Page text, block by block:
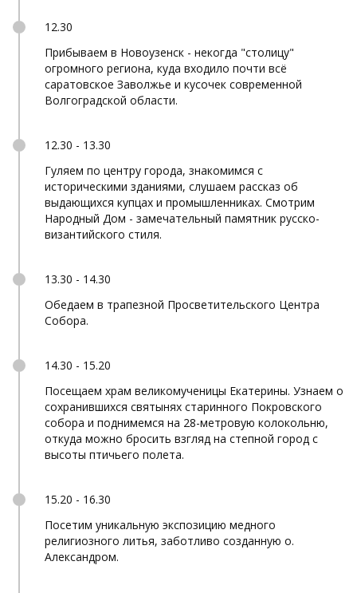
12.30
Прибываем в Новоузенск - некогда "столицу"
огромного региона, куда входило почти всё
саратовское Заволжье и кусочек современной
Волгоградской области.
12.30 - 13.30
Гуляем по центру города, знакомимся с
историческими зданиями, слушаем рассказ об
выдающихся купцах и промышленниках. Смотрим
Народный Дом - замечательный памятник русско-
византийского стиля.
13.30 - 14.30
Обедаем в трапезной Просветительского Центра
Собора.
14.30 - 15.20
Посещаем храм великомученицы Екатерины. Узнаем о
сохранившихся святынях старинного Покровского
собора и поднимемся на 28-метровую колокольню,
откуда можно бросить взгляд на степной город с
высоты птичьего полета.
15.20 - 16.30
Посетим уникальную экспозицию медного
религиозного литья, заботливо созданную о.
Александром.